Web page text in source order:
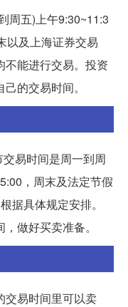
周五)上午9:30~11:3
以及上海证券交易
不能进行交易。投资
的交易时间。
易时间是周一到周
，周末及法定节假
据具体规定安排。
做好买卖准备。
交易时间里可以卖